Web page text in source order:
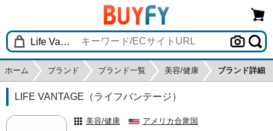
ホーム ブランド ブランド一覧 美容/健康 ブランド詳細
LIFE VANTAGE（ライフバンテージ）
美容/健康
アメリカ合衆国